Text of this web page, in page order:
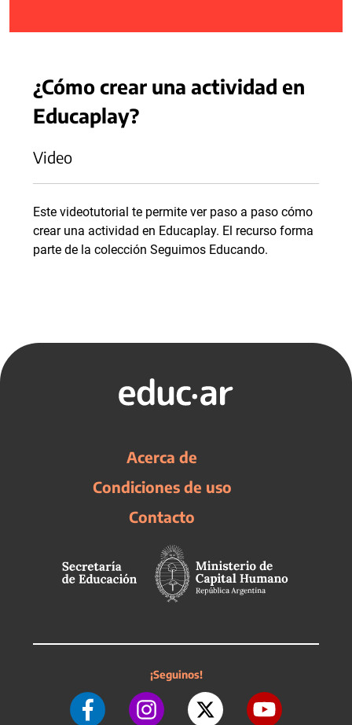
¿Cómo crear una actividad en
Educaplay?
Video
Este videotutorial te permite ver paso a paso cómo
crear una actividad en Educaplay. El recurso forma
parte de la colección Seguimos Educando.
Acerca de
Condiciones de uso
Contacto
¡Seguinos!